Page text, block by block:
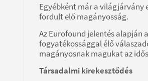
Egyébként már a világjárvány
fordult elő magányosság.
Az Eurofound jelentés alapján
fogyatékossággal élő
magányosnak magukat az
Társadalmi kirekesztődés